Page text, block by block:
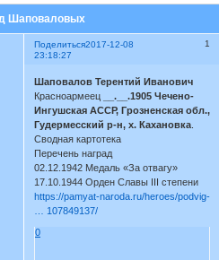
Шаповаловых
Поделиться 1
2017-12-08
23:18:27
Шаповалов Терентий Иванович
Красноармеец
__.__.1905 Чечено-
Ингушская АССР, Грозненская обл.,
Гудермесский р-н, х. Кахановка
Сводная картотека
Перечень наград
02.12.1942 Медаль «За отвагу»
17.10.1944 Орден Славы III степени
https://pamyat-naroda.ru/heroes/podvig-
… 107849137/
0